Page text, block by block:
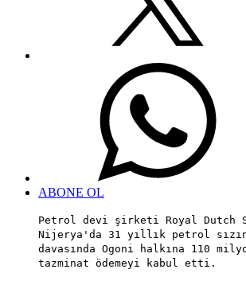
ABONE OL
Petrol devi şirketi Royal Dutch
Nijerya'da 31 yıllık petrol
davasında Ogoni halkına 110
tazminat ödemeyi kabul etti.